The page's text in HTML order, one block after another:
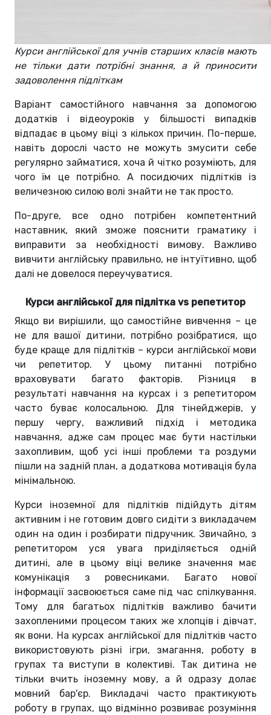
Курси англійської для учнів старших класів мають
не тільки дати потрібні знання, а й приносити
задоволення підліткам
Варіант самостійного навчання за допомогою
додатків і відеоуроків у більшості випадків
відпадає в цьому віці з кількох причин. По-перше,
навіть дорослі часто не можуть змусити себе
регулярно займатися, хоча й чітко розуміють, для
чого їм це потрібно. А посидючих підлітків із
величезною силою волі знайти не так просто.
По-друге, все одно потрібен компетентний
наставник, який зможе пояснити граматику і
виправити за необхідності вимову. Важливо
вивчити англійську правильно, не інтуїтивно, щоб
далі не довелося переучуватися.
Курси англійської для підлітка vs репетитор
Якщо ви вирішили, що самостійне вивчення – це
не для вашої дитини, потрібно розібратися, що
буде краще для підлітків – курси англійської мови
чи репетитор. У цьому питанні потрібно
враховувати багато факторів. Різниця в
результаті навчання на курсах і з репетитором
часто буває колосальною. Для тінейджерів, у
першу чергу, важливий підхід і методика
навчання, адже сам процес має бути настільки
захопливим, щоб усі інші проблеми та роздуми
пішли на задній план, а додаткова мотивація була
мінімальною.
Курси іноземної для підлітків підійдуть дітям
активним і не готовим довго сидіти з викладачем
один на один і розбирати підручник. Звичайно, з
репетитором уся увага приділяється одній
дитині, але в цьому віці велике значення має
комунікація з ровесниками. Багато нової
інформації засвоюється саме під час спілкування.
Тому для багатьох підлітків важливо бачити
захопленими процесом таких же хлопців і дівчат,
як вони. На курсах англійської для підлітків часто
використовують різні ігри, змагання, роботу в
групах та виступи в колективі. Так дитина не
тільки вчить іноземну мову, а й одразу долає
мовний бар'єр. Викладачі часто практикують
роботу в групах, що відмінно розвиває розуміння